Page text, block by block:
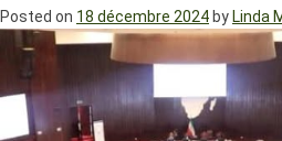
Posted on 18 décembre 2024 by Linda